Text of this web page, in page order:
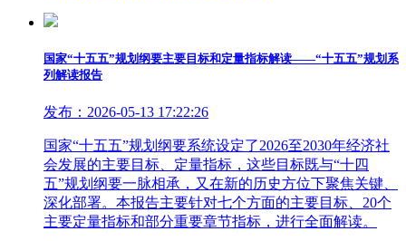
国家“十五五”规划纲要主要目标和定量指标解读——“十五五”规划系
列解读报告
发布：2026-05-13 17:22:26
国家“十五五”规划纲要系统设定了2026至2030年经济社
会发展的主要目标、定量指标，这些目标既与“十四
五”规划纲要一脉相承，又在新的历史方位下聚焦关键、
深化部署。本报告主要针对七个方面的主要目标、20个
主要定量指标和部分重要章节指标，进行全面解读。